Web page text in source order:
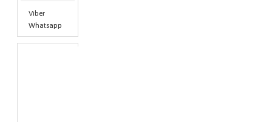
Viber
Whatsapp